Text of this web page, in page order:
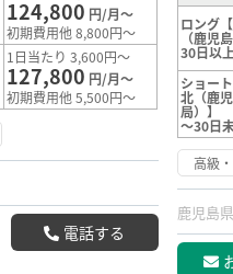
124,800 円/月～
初期費用他 8,800円～
1日当たり 3,600円～
127,800 円/月～
初期費用他 5,500円～
電話する
ロング
（鹿児
30日以
ショー
北（鹿
局）】
～30日
高級
鹿児島県